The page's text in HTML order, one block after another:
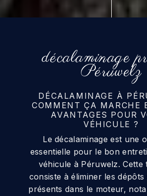
décalaminage
Péruwelz
DÉCALAMINAGE À
COMMENT ÇA MARCHE
AVANTAGES POUR
VÉHICULE ?
Le décalaminage est une
essentielle pour le bon
véhicule à Péruwelz. Cette
consiste à éliminer les dépôts
présents dans le moteur,